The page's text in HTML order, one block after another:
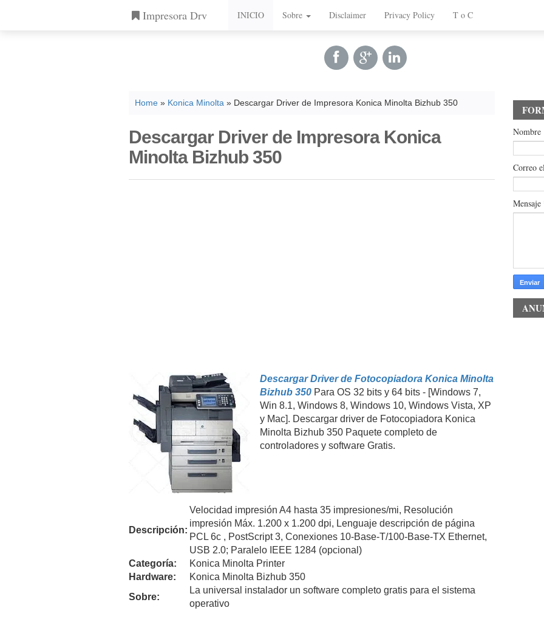
Impresora Drv INICIO Sobre Disclaimer Privacy Policy T o C
Home » Konica Minolta » Descargar Driver de Impresora Konica Minolta Bizhub 350
Descargar Driver de Impresora Konica
Minolta Bizhub 350
Descargar Driver de Fotocopiadora Konica Minolta
Bizhub 350 Para OS 32 bits y 64 bits - [Windows 7,
Win 8.1, Windows 8, Windows 10, Windows Vista, XP
y Mac]. Descargar driver de Fotocopiadora Konica
Minolta Bizhub 350 Paquete completo de
controladores y software Gratis.
Descripción:
Velocidad impresión A4 hasta 35 impresiones/mi, Resolución
impresión Máx. 1.200 x 1.200 dpi, Lenguaje descripción de página
PCL 6c , PostScript 3, Conexiones 10-Base-T/100-Base-TX Ethernet,
USB 2.0; Paralelo IEEE 1284 (opcional)
Categoría:
Konica Minolta Printer
Hardware:
Konica Minolta Bizhub 350
Sobre:
La universal instalador un software completo gratis para el sistema
operativo
Nombre
Correo
Mensaje